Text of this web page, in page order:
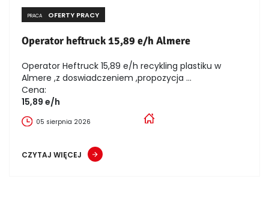
PRACA OFERTY PRACY
Operator heftruck 15,89 e/h Almere
Operator Heftruck 15,89 e/h recykling plastiku w
Almere ,z doswiadczeniem ,propozycja ...
Cena:
15,89 e/h
05 sierpnia 2026
CZYTAJ WIĘCEJ